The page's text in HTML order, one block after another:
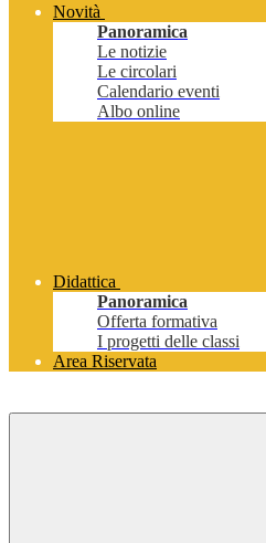
Novità
Panoramica
Le notizie
Le circolari
Calendario eventi
Albo online
Didattica
Panoramica
Offerta formativa
I progetti delle classi
Area Riservata